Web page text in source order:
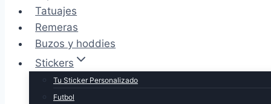
Tatuajes
Remeras
Buzos y hoddies
Stickers
Tu Sticker Personalizado
Futbol